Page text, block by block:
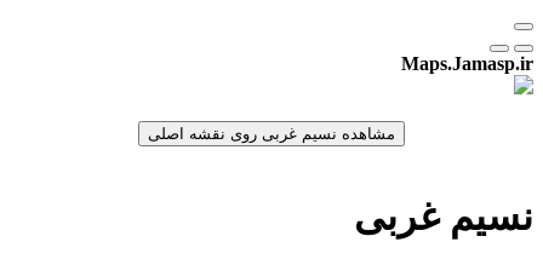
Maps.Jamasp.ir
نسیم غربی